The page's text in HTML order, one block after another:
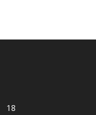
18